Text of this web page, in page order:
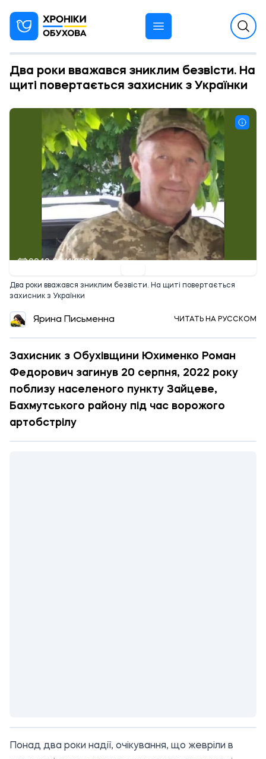
Два роки вважався зниклим безвісти. На
щиті повертається захисник з Українки
09:10 06.11.2024
Два роки вважався зниклим безвісти. На щиті повертається
захисник з Українки
Ярина Письменна ЧИТАТЬ НА РУССКОМ
Захисник з Обухівщини Юхименко Роман
Федорович загинув 20 серпня, 2022 року
поблизу населеного пункту Зайцеве,
Бахмутського району під час ворожого
артобстрілу
Понад два роки надії, очікування, що жевріли в